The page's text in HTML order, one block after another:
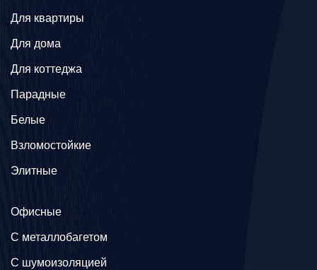
Для квартиры
Для дома
Для коттеджа
Парадные
Белые
Взломостойкие
Элитные
Офисные
C металлобагетом
С шумоизоляцией